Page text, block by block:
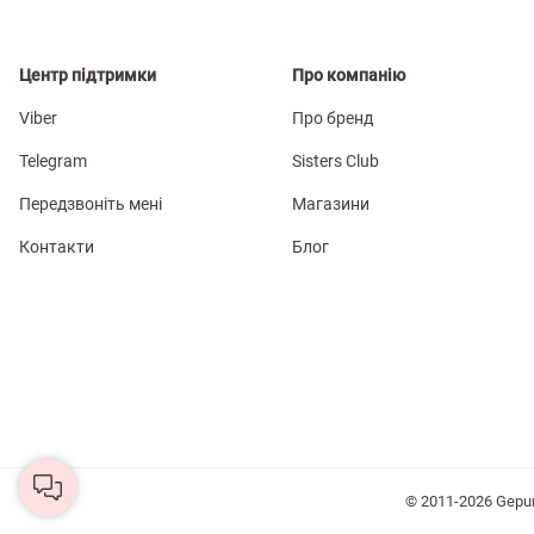
Центр підтримки
Viber
Telegram
Передзвоніть мені
Контакти
Про компанію
Про бренд
Sisters Club
Магазини
Блог
© 2011-2026